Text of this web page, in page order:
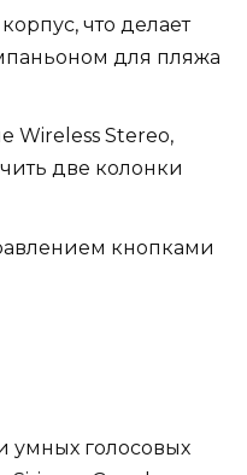
что делает
для пляжа
Wireless Stereo,
две колонки
кнопками
умных голосовых